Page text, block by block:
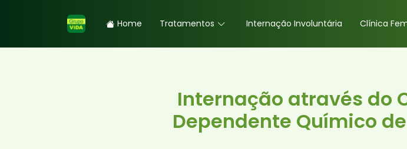
Home Tratamentos Internação Involuntária Clínica
Internação através do
Dependente Químico